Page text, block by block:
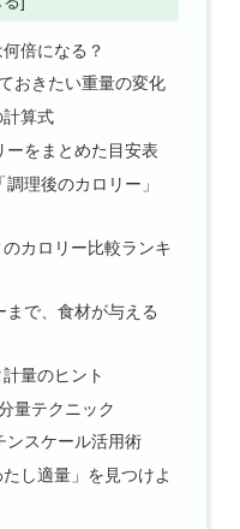
倍になる？
おきたい重量の変化
算式
ーをまとめた目安表
理後のカロリー」
カロリー比較ランキ
で、食材が与える
量のヒント
量テクニック
ンスケール活用術
し適量」を見つけよ